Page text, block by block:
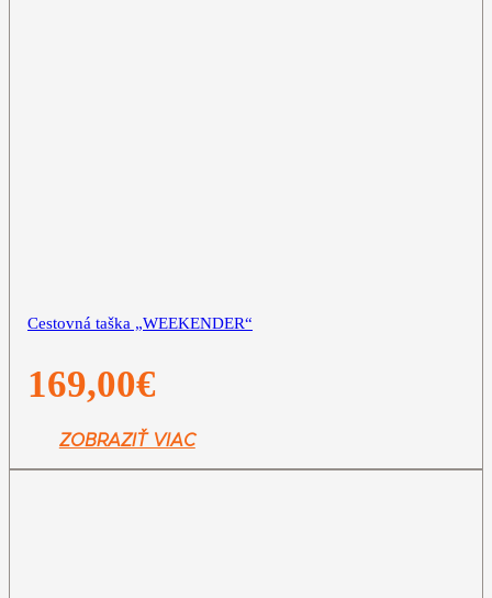
Cestovná taška „WEEKENDER“
169,00€
ZOBRAZIŤ VIAC